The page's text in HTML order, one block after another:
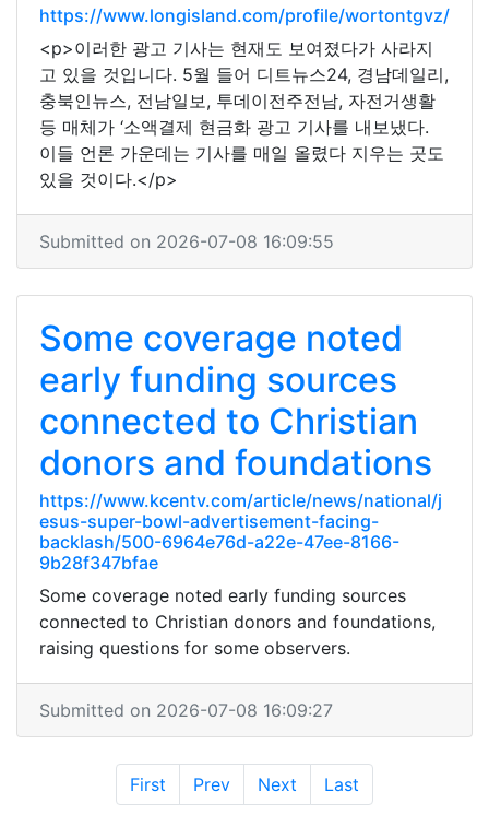
https://www.longisland.com/profile/wortontgvz/
<p>이러한 광고 기사는 현재도 보여졌다가 사라지
고 있을 것입니다. 5월 들어 디트뉴스24, 경남데일리,
충북인뉴스, 전남일보, 투데이전주전남, 자전거생활
등 매체가 ‘소액결제 현금화 광고 기사를 내보냈다.
이들 언론 가운데는 기사를 매일 올렸다 지우는 곳도
있을 것이다.</p>
Submitted on 2026-07-08 16:09:55
Some coverage noted
early funding sources
connected to Christian
donors and foundations
https://www.kcentv.com/article/news/national/j
esus-super-bowl-advertisement-facing-
backlash/500-6964e76d-a22e-47ee-8166-
9b28f347bfae
Some coverage noted early funding sources
connected to Christian donors and foundations,
raising questions for some observers.
Submitted on 2026-07-08 16:09:27
First Prev Next Last